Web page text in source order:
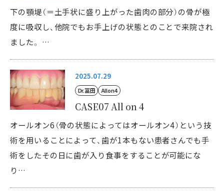
下の顎堤（＝土手状に盛り上がった歯肉の部分）の骨が極
度に吸収し、他院でもお手上げの状態とのことで来院され
ました。 …
2025.07.29
Dr. 冨田 All on 4
CASE07 All on 4
オールオン6（骨の状態によってはオールオン4）という技
術を用いることによって、歯が1本もない患者さんでも手
術をしたその日に歯が入り食事をすることが可能にな
り…